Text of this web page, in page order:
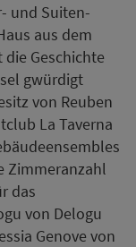
und Suiten-
aus dem
Geschichte
gwürdigt
von Reuben
La Taverna
Zimmeranzahl
das
von Delogu
Genove von